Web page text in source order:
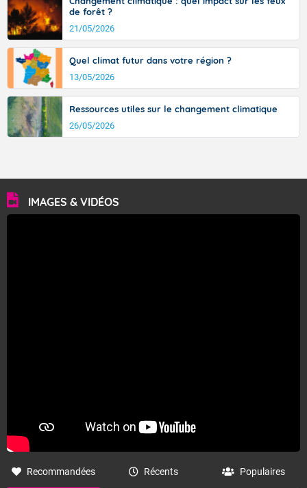
de forêt ?
21/05/2026
Quel climat futur dans votre région ?
13/05/2026
Ressources utiles sur le changement climatique
26/05/2026
IMAGES & VIDÉOS
Recommandées Récents Populaires